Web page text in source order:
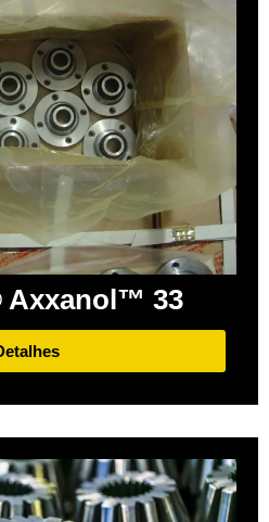
Axxanol™ 33